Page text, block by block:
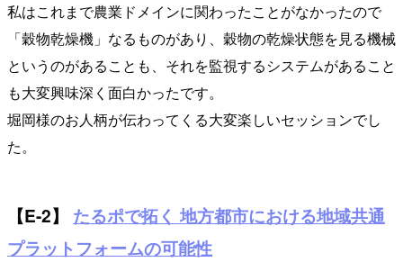
私はこれまで農業ドメインに関わったことがなかったので
「穀物乾燥機」なるものがあり、穀物の乾燥状態を見る機械
というのがあることも、それを監視するシステムがあること
も大変興味深く面白かったです。
堀岡様のお人柄が伝わってくる大変楽しいセッションでし
た。
【E-2】 たるポで拓く 地方都市における地域共通
プラットフォームの可能性